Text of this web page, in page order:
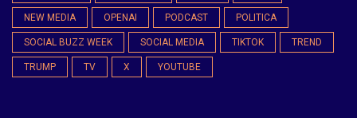
NEW MEDIA OPENAI PODCAST POLITICA
SOCIAL BUZZ WEEK SOCIAL MEDIA TIKTOK TREND
TRUMP TV X YOUTUBE